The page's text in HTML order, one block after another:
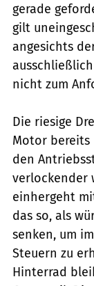
gerade
gilt
angesichts
nicht zum
Die riesige
Motor bereits
den
verlockender
einhergeht
das so, als
senken, um
Steuern zu
Hinterrad